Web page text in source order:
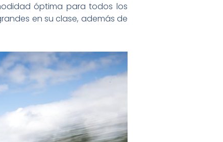
óptima para todos los
en su clase, además de